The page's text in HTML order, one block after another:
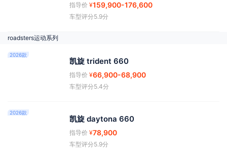
指导价 ¥159,900-176,600
车型评分5.9分
roadsters运动系列
2026款
凯旋 trident 660
指导价 ¥66,900-68,900
车型评分5.4分
2026款
凯旋 daytona 660
指导价 ¥78,900
车型评分5.9分